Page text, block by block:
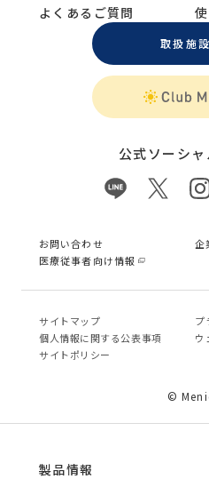
よくあるご質問
取扱施
公式ソーシ
お問い合わせ
企
医療従事者向け情報
サイトマップ
プ
個⼈情報に関する公表事項
ウ
サイトポリシー
©
製品情報